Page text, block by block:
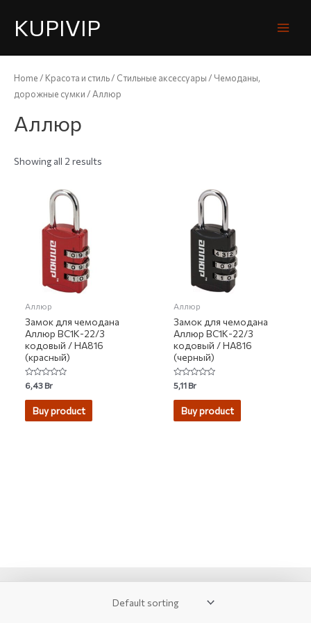
KUPIVIP
Home / Красота и стиль/ Стильные аксессуары / Чемоданы,
дорожные сумки / Аллюр
Аллюр
Showing all 2 results
Аллюр
Замок для чемодана
Аллюр ВС1К-22/3
кодовый / НА816
(красный)
Rated
0
out
6,43Br
Buy product
Аллюр
Замок для чемодана
Аллюр ВС1К-22/3
кодовый / НА816
(черный)
Rated
0
out
5,11Br
Buy product